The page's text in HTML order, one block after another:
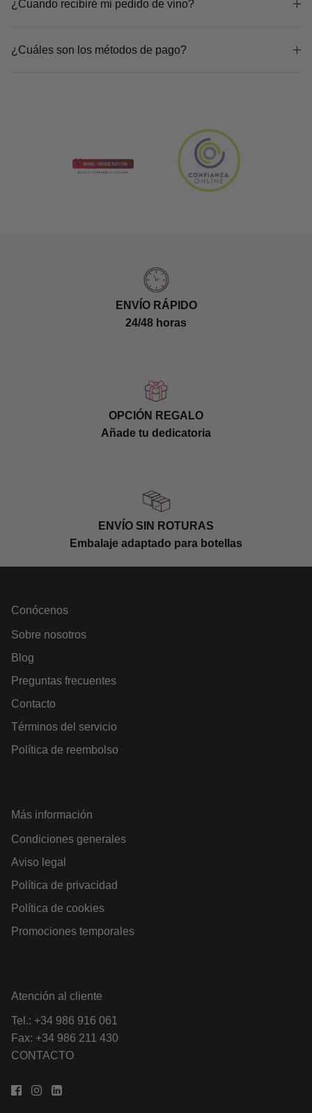
¿Cuando recibiré mi pedido de vino?
¿Cuáles son los métodos de pago?
ENVÍO RÁPIDO
24/48 horas
OPCIÓN REGALO
Añade tu dedicatoria
ENVÍO SIN ROTURAS
Embalaje adaptado para botellas
Conócenos
Sobre nosotros
Blog
Preguntas frecuentes
Contacto
Términos del servicio
Política de reembolso
Más información
Condiciones generales
Aviso legal
Política de privacidad
Política de cookies
Promociones temporales
Atención al cliente
Tel.: +34 986 916 061
Fax: +34 986 211 430
CONTACTO